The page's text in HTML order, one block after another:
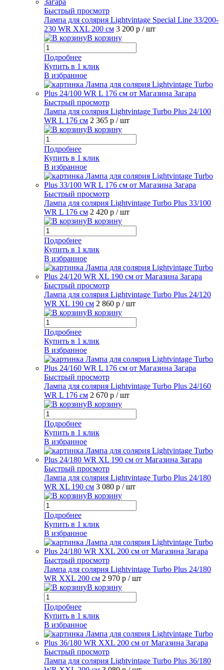
Быстрый просмотр
Лампа для солярия Lightvintage Special Line 33/200-
230 WR XXL 200 см 3 200 р / шт
В корзину
Подробнее
Купить в 1 клик
В избранное
Быстрый просмотр
Лампа для солярия Lightvintage Turbo Plus 24/100
WR L 176 см 2 365 р / шт
В корзину
Подробнее
Купить в 1 клик
В избранное
Быстрый просмотр
Лампа для солярия Lightvintage Turbo Plus 33/100
WR L 176 см 2 420 р / шт
В корзину
Подробнее
Купить в 1 клик
В избранное
Быстрый просмотр
Лампа для солярия Lightvintage Turbo Plus 24/120
WR XL 190 см 2 860 р / шт
В корзину
Подробнее
Купить в 1 клик
В избранное
Быстрый просмотр
Лампа для солярия Lightvintage Turbo Plus 24/160
WR L 176 см 2 670 р / шт
В корзину
Подробнее
Купить в 1 клик
В избранное
Быстрый просмотр
Лампа для солярия Lightvintage Turbo Plus 24/180
WR XL 190 см 3 080 р / шт
В корзину
Подробнее
Купить в 1 клик
В избранное
Быстрый просмотр
Лампа для солярия Lightvintage Turbo Plus 24/180
WR XXL 200 см 2 970 р / шт
В корзину
Подробнее
Купить в 1 клик
В избранное
Быстрый просмотр
Лампа для солярия Lightvintage Turbo Plus 36/180